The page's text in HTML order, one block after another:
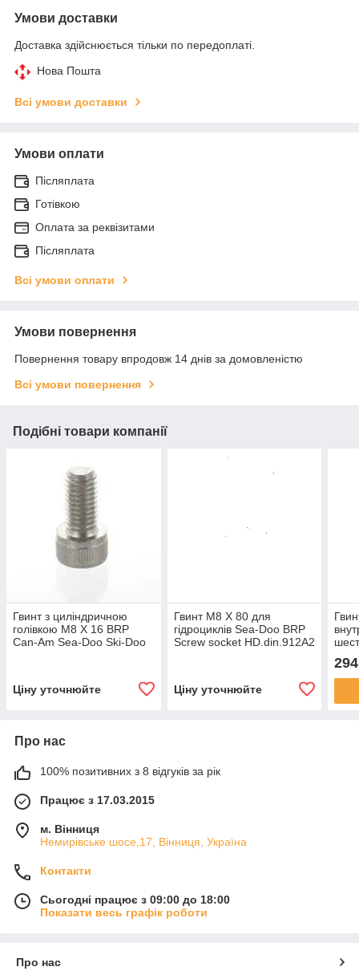
Умови доставки
Доставка здійснюється тільки по передоплаті.
Нова Пошта
Всі умови доставки
Умови оплати
Післяплата
Готівкою
Оплата за реквізитами
Післяплата
Всі умови оплати
Умови повернення
Повернення товару впродовж 14 днів за домовленістю
Всі умови повернення
Подібні товари компанії
Гвинт з циліндричною
голівкою M8 X 16 BRP
Can-Am Sea-Doo Ski-Doo
Ціну уточнюйте
Гвинт M8 X 80 для
гідроциклів Sea-Doo BRP
Screw socket HD.din.912A2
Ціну уточнюйте
294
Про нас
100% позитивних з 8 відгуків за рік
Працює з 17.03.2015
м. Вінниця
Немирівське шосе,17, Вінниця, Україна
Контакти
Сьогодні працює з 09:00 до 18:00
Показати весь графік роботи
Про нас